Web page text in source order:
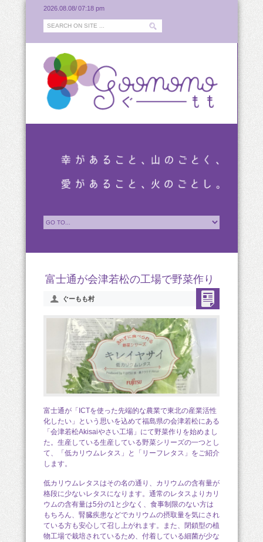
2026.08.08/07:18 pm
富士通が会津若松の工場で野菜作り
ぐーもも村
富士通が「ICTを使った先端的な農業で東北の産業活性
化したい」という思いを込めて福島県の会津若松にある
「会津若松Akisaiやさい工場」にて野菜作りを始めまし
た。生産している生産している野菜シリーズの一つとし
て、「低カリウムレタス」と「リーフレタス」をご紹介
します。
低カリウムレタスはその名の通り、カリウムの含有量が
格段に少ないレタスになります。通常のレタスよりカリ
ウムの含有量は5分の1と少なく、食事制限のない方は
もちろん、腎臓疾患などでカリウムの摂取量を気にされ
ている方も安心して召し上がれます。また、閉鎖型の植
物工場で栽培されているため、付着している細菌が少な